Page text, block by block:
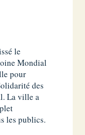
le
Mondial
pour
des
La ville a
les publics.